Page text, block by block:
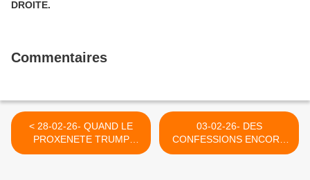
DROITE.
Commentaires
< 28-02-26- QUAND LE
PROXENETE TRUMP
AVEC LA COMPLICITE DE
03-02-26- DES
CONFESSIONS ENCORE
PLUS CHOQUANTES ET